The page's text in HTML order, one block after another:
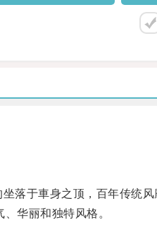
于車身之顶，百年传统风
华丽和独特风格。